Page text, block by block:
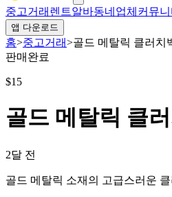
중고거래 렌트알바동네업체 커뮤니
앱 다운로드
홈>중고거래>골드 메탈릭 클러치
판매완료
$15
골드 메탈릭 클
2달 전
골드 메탈릭 소재의 고급스러운